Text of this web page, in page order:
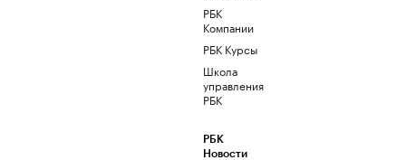
РБК
Компании
РБК Курсы
Школа
управления
РБК
РБК
Новости